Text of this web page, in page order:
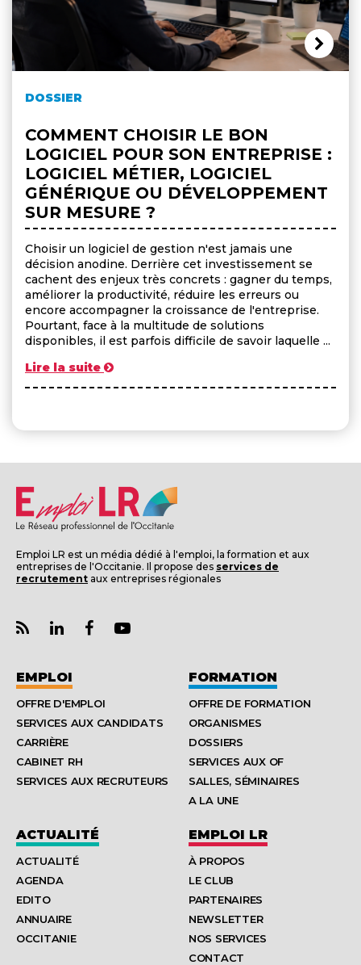
DOSSIER
COMMENT CHOISIR LE BON
LOGICIEL POUR SON ENTREPRISE :
LOGICIEL MÉTIER, LOGICIEL
GÉNÉRIQUE OU DÉVELOPPEMENT
SUR MESURE ?
Choisir un logiciel de gestion n'est jamais une
décision anodine. Derrière cet investissement se
cachent des enjeux très concrets : gagner du temps,
améliorer la productivité, réduire les erreurs ou
encore accompagner la croissance de l'entreprise.
Pourtant, face à la multitude de solutions
disponibles, il est parfois difficile de savoir laquelle ...
Lire la suite
Emploi LR est un média dédié à l'emploi, la formation et aux
entreprises de l'Occitanie. Il propose des services de
recrutement aux entreprises régionales
EMPLOI
OFFRE D'EMPLOI
SERVICES AUX CANDIDATS
CARRIÈRE
CABINET RH
SERVICES AUX RECRUTEURS
FORMATION
OFFRE DE FORMATION
ORGANISMES
DOSSIERS
SERVICES AUX OF
SALLES, SÉMINAIRES
A LA UNE
ACTUALITÉ
ACTUALITÉ
AGENDA
EDITO
ANNUAIRE
OCCITANIE
EMPLOI LR
À PROPOS
LE CLUB
PARTENAIRES
NEWSLETTER
NOS SERVICES
CONTACT